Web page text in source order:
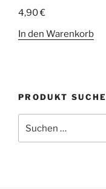
4,90€
In den Warenkorb
PRODUKT SUCHE
nach: